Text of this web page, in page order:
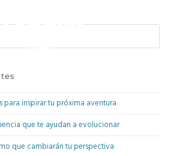
para inspirar tu próxima aventura
que te ayudan a evolucionar
que cambiarán tu perspectiva